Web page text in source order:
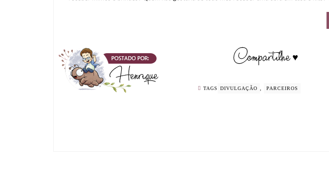
TAGS DIVULGAÇÃO PARCEIROS